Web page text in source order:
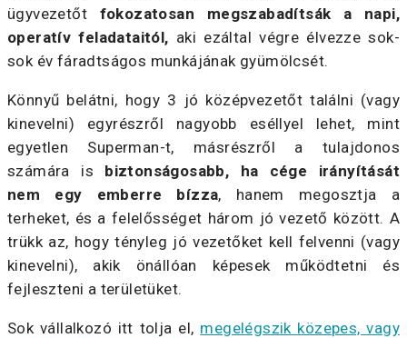
ügyvezetőt fokozatosan megszabadítsák a napi,
operatív feladataitól, aki ezáltal végre élvezze sok-
sok év fáradtságos munkájának gyümölcsét.
Könnyű belátni, hogy 3 jó középvezetőt találni (vagy
kinevelni) egyrészről nagyobb eséllyel lehet, mint
egyetlen Superman-t, másrészről a tulajdonos
számára is biztonságosabb, ha cége irányítását
nem egy emberre bízza, hanem megosztja a
terheket, és a felelősséget három jó vezető között. A
trükk az, hogy tényleg jó vezetőket kell felvenni (vagy
kinevelni), akik önállóan képesek működtetni és
fejleszteni a területüket.
Sok vállalkozó itt tolja el, megelégszik közepes, vagy